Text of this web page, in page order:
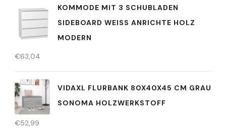
KOMMODE MIT 3 SCHUBLADEN
SIDEBOARD WEISS ANRICHTE HOLZ M
ODERN
€63,04
VIDAXL FLURBANK 80X40X45 CM GRAU
SONOMA HOLZWERKSTOFF
€52,99